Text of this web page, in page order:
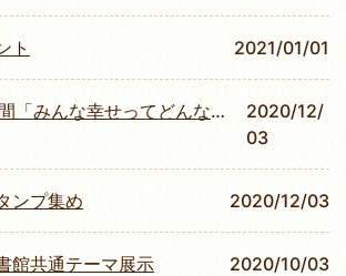
ト 2021/01/01
んな幸せってどんな世界」展示
2020/12/
03
ンプ集め 2020/12/03
館共通テーマ展示 2020/10/03